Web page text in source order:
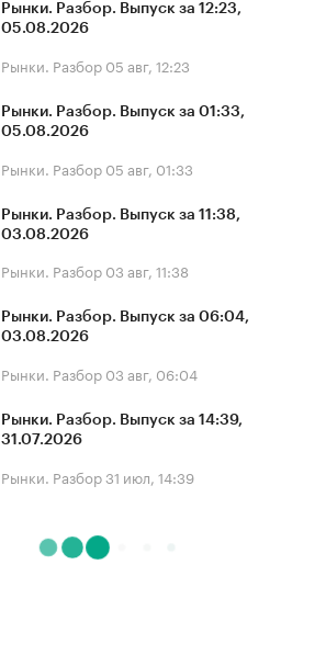
Рынки. Разбор. Выпуск за 12:23,
05.08.2026
Рынки. Разбор 05 авг, 12:23
Рынки. Разбор. Выпуск за 01:33,
05.08.2026
Рынки. Разбор 05 авг, 01:33
Рынки. Разбор. Выпуск за 11:38,
03.08.2026
Рынки. Разбор 03 авг, 11:38
Рынки. Разбор. Выпуск за 06:04,
03.08.2026
Рынки. Разбор 03 авг, 06:04
Рынки. Разбор. Выпуск за 14:39,
31.07.2026
Рынки. Разбор31 июл, 14:39